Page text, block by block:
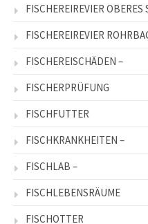
FISCHEREIREVIER
FISCHEREIREVIER
FISCHEREISCHÄDEN –
FISCHERPRÜFUNG
FISCHFUTTER
FISCHKRANKHEITEN –
FISCHLAB –
FISCHLEBENSRÄUME
FISCHOTTER